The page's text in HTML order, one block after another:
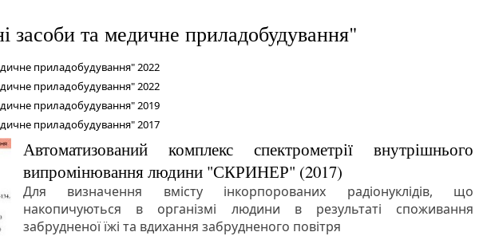
та медичне приладобудування"
приладобудування" 2022
приладобудування" 2022
приладобудування" 2019
приладобудування" 2017
Автоматизований комплекс спектрометрії внутрішнього
випромінювання людини "СКРИНЕР" (2017)
Для визначення вмісту інкорпорованих радіонуклідів, що
накопичуються в організмі людини в результаті споживання
забрудненої їжі та вдихання забрудненого повітря